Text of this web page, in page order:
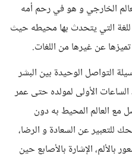
الخارجي و هو في رحم أمه
التي يتحدث بها محيطه حيث
عن غيرها من اللغات.
التواصل الوحيدة بين البشر
الأولى لمولده حتى عمر
مع العالم المحيط به دون
للتعبير عن السعادة و الرضا،
بالألم، الإشارة بالأصابع حين